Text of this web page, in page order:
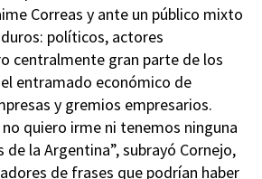
Correas y ante un público mixto
políticos, actores
centralmente gran parte de los
entramado económico de
y gremios empresarios.
quiero irme ni tenemos ninguna
la Argentina”, subrayó Cornejo,
de frases que podrían haber